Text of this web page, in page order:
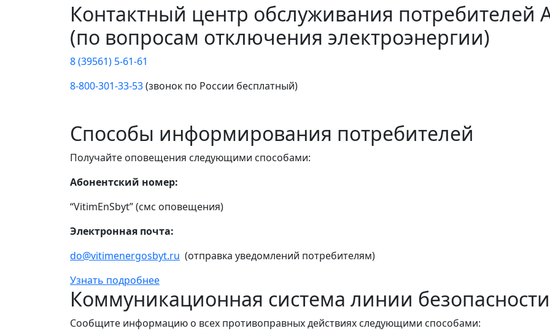
Контактный центр обслуживания потребителей
(по вопросам отключения электроэнергии)
8 (39561) 5-61-61
8-800-301-33-53(звонок по России бесплатный)
Способы информирования потребителей
Получайте оповещения следующими способами:
Абонентский номер:
“VitimEnSbyt” (смс оповещения)
Электронная почта:
do@vitimenergosbyt.ru (отправка уведомлений потребителям)
Узнать подробнее
Коммуникационная система линии безопасности
Сообщите информацию о всех противоправных действиях следующими способами: